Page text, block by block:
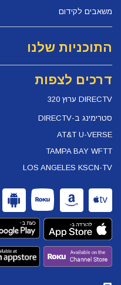
משאבים לקידום
התוכניות שלנו
דרכים לצפות
DIRECTV ערוץ 320
סטרימינג ב-DIRECTV
AT&T U-VERSE
TAMPA BAY WFTT
LOS ANGELES KSCN-TV